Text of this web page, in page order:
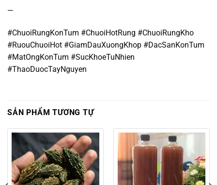
—
#ChuoiRungKonTum #ChuoiHotRung #ChuoiRungKho
#RuouChuoiHot #GiamDauXuongKhop #DacSanKonTum
#MatOngKonTum #SucKhoeTuNhien
#ThaoDuocTayNguyen
SẢN PHẨM TƯƠNG TỰ